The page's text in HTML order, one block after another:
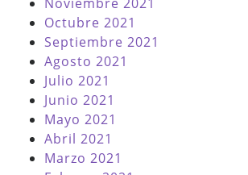
Octubre 2021
Septiembre 2021
Agosto 2021
Julio 2021
Junio 2021
Mayo 2021
Abril 2021
Marzo 2021